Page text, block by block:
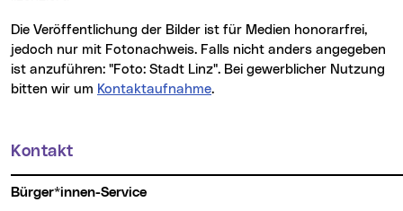
Die Veröffentlichung der Bilder ist für Medien honorarfrei,
jedoch nur mit Fotonachweis. Falls nicht anders angegeben
ist anzuführen: "Foto: Stadt Linz". Bei gewerblicher Nutzung
bitten wir um Kontaktaufnahme.
Weitere Informationen
Kontakt
Bürger*innen-Service